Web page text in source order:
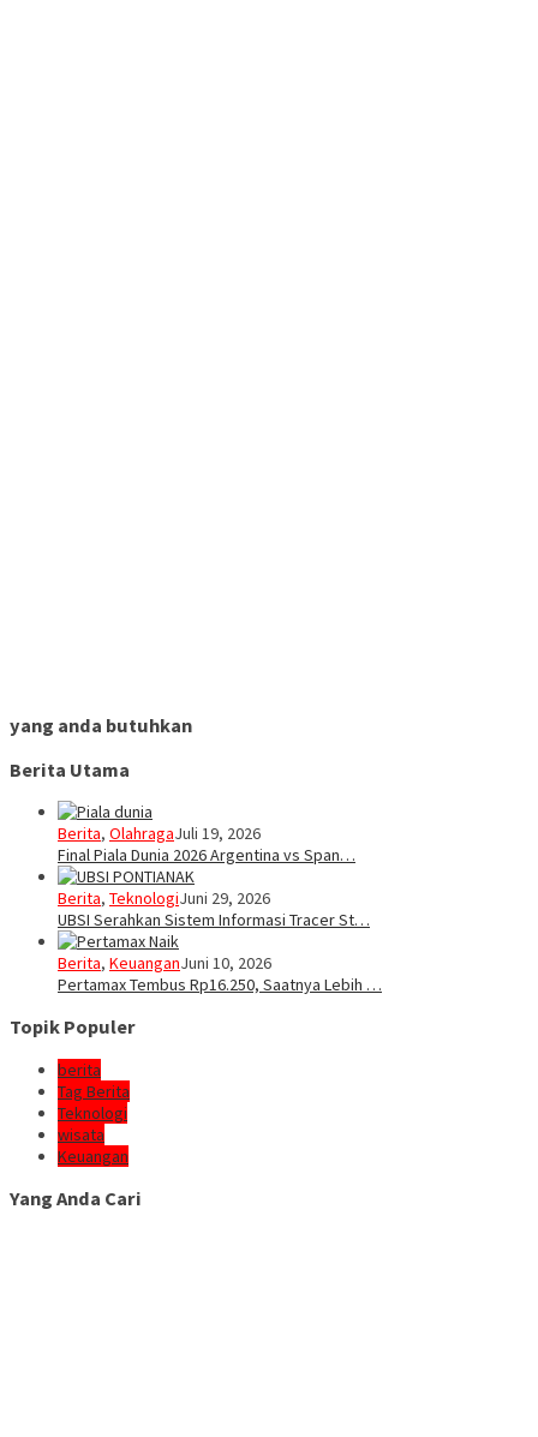
yang anda butuhkan
Berita Utama
Berita, OlahragaJuli 19, 2026
Final Piala Dunia 2026 Argentina vs Span…
Berita, TeknologiJuni 29, 2026
UBSI Serahkan Sistem Informasi Tracer St…
Berita, KeuanganJuni 10, 2026
Pertamax Tembus Rp16.250, Saatnya Lebih …
Topik Populer
berita
Tag Berita
Teknologi
wisata
Keuangan
Yang Anda Cari